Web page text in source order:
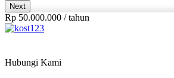
Next
Rp 50.000.000 /tahun
Hubungi Kami